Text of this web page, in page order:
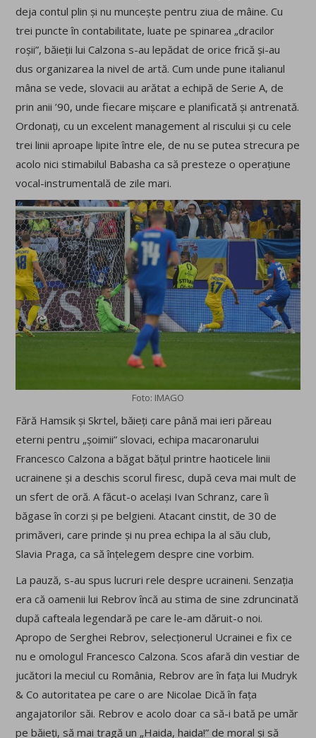
deja contul plin și nu muncește pentru ziua de mâine. Cu
trei puncte în contabilitate, luate pe spinarea „dracilor
roșii”, băieții lui Calzona s-au lepădat de orice frică și-au
dus organizarea la nivel de artă. Cum unde pune italianul
mâna se vede, slovacii au arătat a echipă de Serie A, de
prin anii ’90, unde fiecare mișcare e planificată și antrenată.
Ordonați, cu un excelent management al riscului și cu cele
trei linii aproape lipite între ele, de nu se putea strecura pe
acolo nici stimabilul Babasha ca să presteze o operațiune
vocal-instrumentală de zile mari.
Foto: IMAGO
Fără Hamsik și Skrtel, băieți care până mai ieri păreau
eterni pentru „șoimii” slovaci, echipa macaronarului
Francesco Calzona a băgat bățul printre haoticele linii
ucrainene și a deschis scorul firesc, după ceva mai mult de
un sfert de oră. A făcut-o același Ivan Schranz, care îi
băgase în corzi și pe belgieni. Atacant cinstit, de 30 de
primăveri, care prinde și nu prea echipa la al său club,
Slavia Praga, ca să înțelegem despre cine vorbim.
La pauză, s-au spus lucruri rele despre ucraineni. Senzația
era că oamenii lui Rebrov încă au stima de sine zdruncinată
după cafteala legendară pe care le-am dăruit-o noi.
Apropo de Serghei Rebrov, selecționerul Ucrainei e fix ce
nu e omologul Francesco Calzona. Scos afară din vestiar de
jucători la meciul cu România, Rebrov are în fața lui Mudryk
& Co autoritatea pe care o are Nicolae Dică în fața
angajatorilor săi. Rebrov e acolo doar ca să-i bată pe umăr
pe băieți, să mai tragă un „Haida, haida!” de moral și să